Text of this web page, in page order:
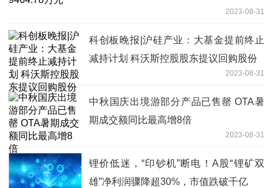
2023-08-31
科创板晚报|沪硅产业：大基金提前终止
减持计划 科沃斯控股股东提议回购股份
2023-08-31
中秋国庆出境游部分产品已售罄 OTA暑
期成交额同比最高增8倍
2023-08-31
锂价低迷，“印钞机”断电！A股“锂矿双
雄”净利润骤降超30%，市值跌破千亿